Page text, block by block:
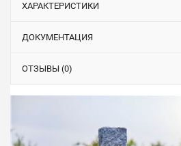
ХАРАКТЕРИСТИКИ
ДОКУМЕНТАЦИЯ
ОТЗЫВЫ (0)